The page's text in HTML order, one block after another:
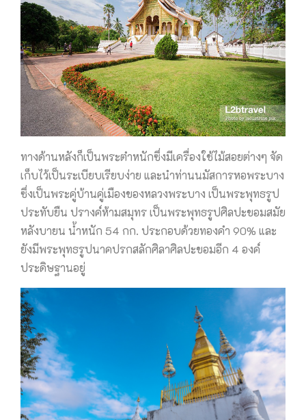
ทางด้านหลังก็เป็นพระตำหนักซึ่งมีเครื่องใช้ไม้สอยต่างๆ จัด
เก็บไว้เป็นระเบียบเรียบง่าย และนำท่านนมัสการหอพระบาง
ซึ่งเป็นพระคู่บ้านคู่เมืองของหลวงพระบาง เป็นพระพุทธรูป
ประทับยืน ปรางค์ห้ามสมุทร เป็นพระพุทธรูปศิลปะขอมสมัย
หลังบายน น้ำหนัก 54 กก. ประกอบด้วยทองคำ 90% และ
ยังมีพระพุทธรูปนาคปรกสลักศิลาศิลปะขอมอีก 4 องค์
ประดิษฐานอยู่